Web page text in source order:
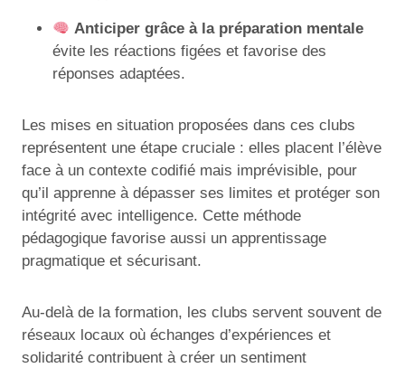
Anticiper grâce à la préparation mentale
évite les réactions figées et favorise des
réponses adaptées.
Les mises en situation proposées dans ces clubs
représentent une étape cruciale : elles placent l’élève
face à un contexte codifié mais imprévisible, pour
qu’il apprenne à dépasser ses limites et protéger son
intégrité avec intelligence. Cette méthode
pédagogique favorise aussi un apprentissage
pragmatique et sécurisant.
Au-delà de la formation, les clubs servent souvent de
réseaux locaux où échanges d’expériences et
solidarité contribuent à créer un sentiment